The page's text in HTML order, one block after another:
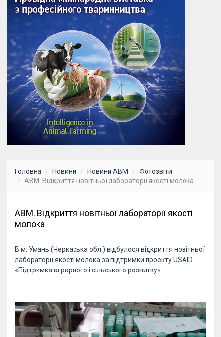
Головна Новини Новини АВМ
Фотозвіти
АВМ. Відкриття новітньої лабораторії якості молока
АВМ. Відкриття новітньої лабораторії якості
молока
В м. Умань (Черкаська обл.) відбулося відкриття новітньої
лабораторії якості молока за підтримки проекту USAID
«Підтримка аграрного і сільського розвитку».